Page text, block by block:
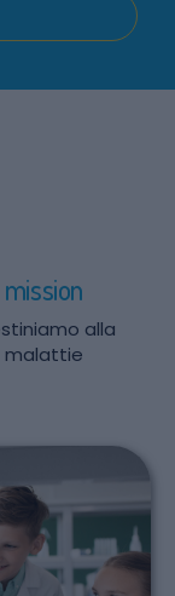
alla
malattie